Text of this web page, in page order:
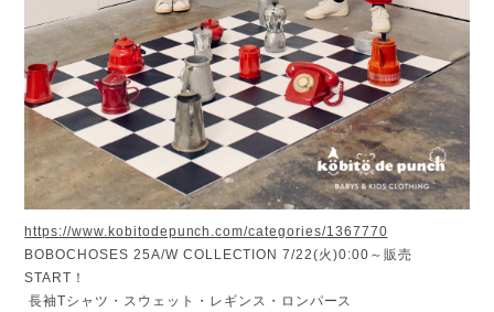
https://www.kobitodepunch.com/categories/1367770
BOBOCHOSES 25A/W COLLECTION 7/22(火)0:00～販売
START！
長袖Tシャツ・スウェット・レギンス・ロンパース